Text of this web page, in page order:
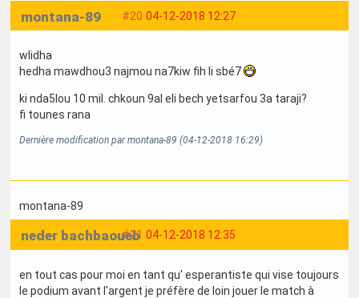
#20 04-12-2018 12:27
montana-89
wlidha
hedha mawdhou3 najmou na7kiw fih li sbé7
ki nda5lou 10 mil. chkoun 9al eli bech yetsarfou 3a taraji?
fi tounes rana
Dernière modification par montana-89 (04-12-2018 16:29)
montana-89
#21 04-12-2018 12:35
neder bachbaoueb
en tout cas pour moi en tant qu' esperantiste qui vise toujours
le podium avant l'argent je préfère de loin jouer le match à